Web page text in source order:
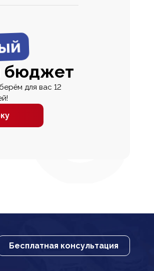
бюджет
для вас 12
Бесплатная консультация